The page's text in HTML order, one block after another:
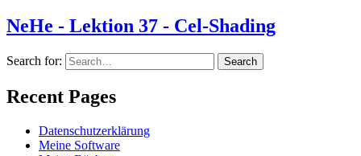
NeHe - Lektion 37 - Cel-Shading
Search for:
Recent Pages
Datenschutzerklärung
Meine Software